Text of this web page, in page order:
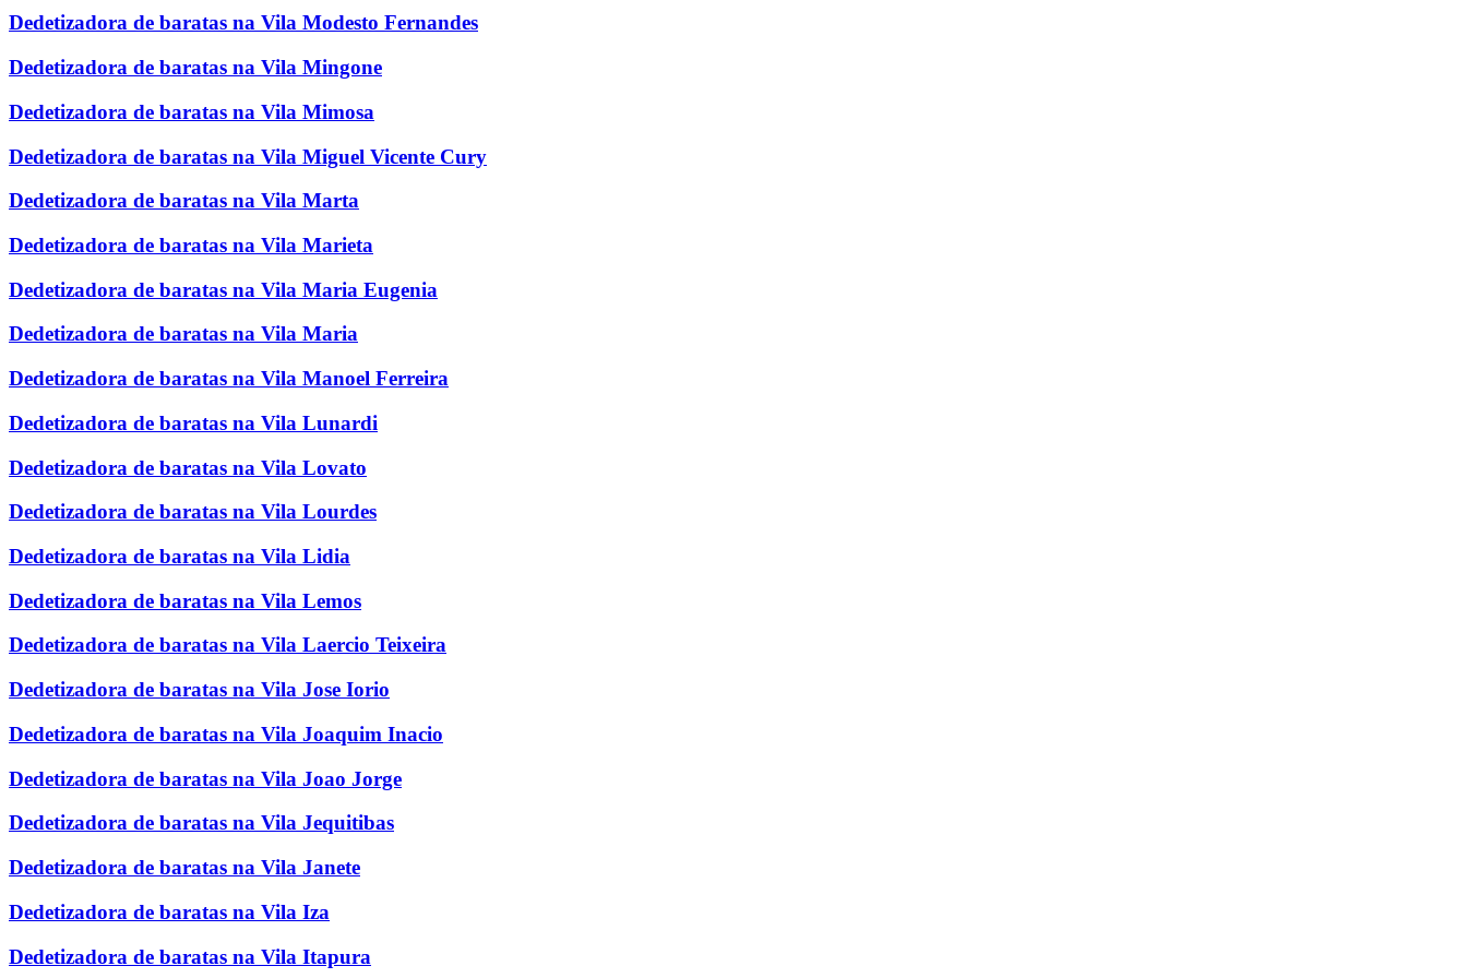
Dedetizadora de baratas na Vila Modesto Fernandes
Dedetizadora de baratas na Vila Mingone
Dedetizadora de baratas na Vila Mimosa
Dedetizadora de baratas na Vila Miguel Vicente Cury
Dedetizadora de baratas na Vila Marta
Dedetizadora de baratas na Vila Marieta
Dedetizadora de baratas na Vila Maria Eugenia
Dedetizadora de baratas na Vila Maria
Dedetizadora de baratas na Vila Manoel Ferreira
Dedetizadora de baratas na Vila Lunardi
Dedetizadora de baratas na Vila Lovato
Dedetizadora de baratas na Vila Lourdes
Dedetizadora de baratas na Vila Lidia
Dedetizadora de baratas na Vila Lemos
Dedetizadora de baratas na Vila Laercio Teixeira
Dedetizadora de baratas na Vila Jose Iorio
Dedetizadora de baratas na Vila Joaquim Inacio
Dedetizadora de baratas na Vila Joao Jorge
Dedetizadora de baratas na Vila Jequitibas
Dedetizadora de baratas na Vila Janete
Dedetizadora de baratas na Vila Iza
Dedetizadora de baratas na Vila Itapura